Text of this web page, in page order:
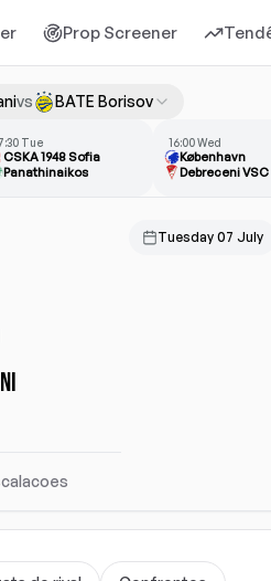
Prop Screener
vs BATE Borisov
Tue
CSKA 1948 Sofia
Panathinaikos
16:00 Wed
København
Debreceni VSC
Tuesday 07 July